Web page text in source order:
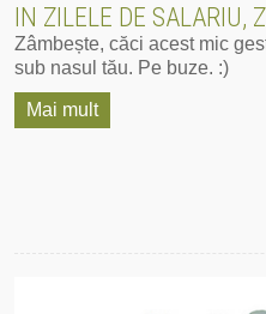
IN ZILELE DE SALARIU,
Zâmbește, căci acest mic
sub nasul tău. Pe buze. :)
Mai mult